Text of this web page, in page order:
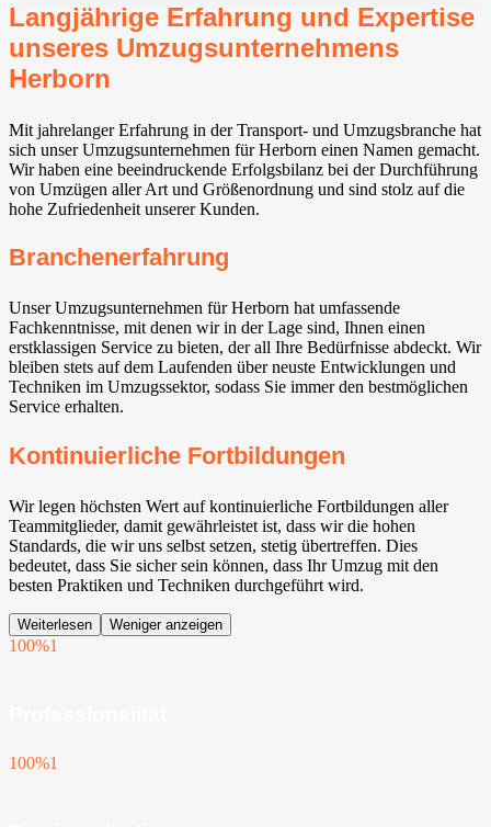
Langjährige Erfahrung und Expertise
unseres Umzugsunternehmens
Herborn
Mit jahrelanger Erfahrung in der Transport- und Umzugsbranche hat
sich unser Umzugsunternehmen für Herborn einen Namen gemacht.
Wir haben eine beeindruckende Erfolgsbilanz bei der Durchführung
von Umzügen aller Art und Größenordnung und sind stolz auf die
hohe Zufriedenheit unserer Kunden.
Branchenerfahrung
Unser Umzugsunternehmen für Herborn hat umfassende
Fachkenntnisse, mit denen wir in der Lage sind, Ihnen einen
erstklassigen Service zu bieten, der all Ihre Bedürfnisse abdeckt. Wir
bleiben stets auf dem Laufenden über neuste Entwicklungen und
Techniken im Umzugssektor, sodass Sie immer den bestmöglichen
Service erhalten.
Kontinuierliche Fortbildungen
Wir legen höchsten Wert auf kontinuierliche Fortbildungen aller
Teammitglieder, damit gewährleistet ist, dass wir die hohen
Standards, die wir uns selbst setzen, stetig übertreffen. Dies
bedeutet, dass Sie sicher sein können, dass Ihr Umzug mit den
besten Praktiken und Techniken durchgeführt wird.
Weiterlesen Weniger anzeigen
100%1
100%1